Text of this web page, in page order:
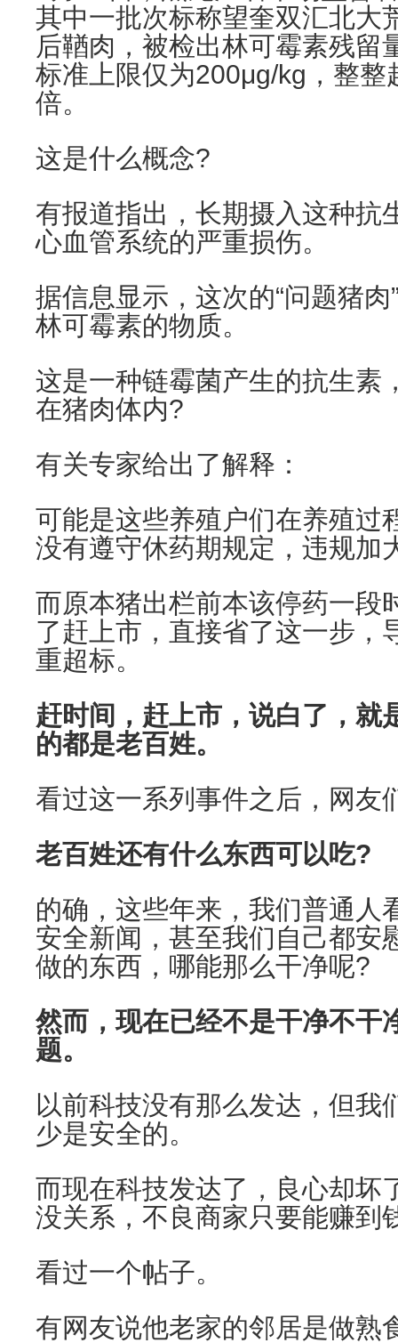
其中一批次标称望奎双汇北大
后鞧肉，被检出林可霉素残留
标准上限仅为200μg/kg，整
倍。
这是什么概念?
有报道指出，长期摄入这种抗
心血管系统的严重损伤。
据信息显示，这次的“问题猪
林可霉素的物质。
这是一种链霉菌产生的抗生素
在猪肉体内?
有关专家给出了解释：
可能是这些养殖户们在养殖过
没有遵守休药期规定，违规加
而原本猪出栏前本该停药一段
了赶上市，直接省了这一步，
重超标。
赶时间，赶上市，说白了，就
的都是老百姓。
看过这一系列事件之后，网友
老百姓还有什么东西可以吃?
的确，这些年来，我们普通人
安全新闻，甚至我们自己都安
做的东西，哪能那么干净呢?
然而，现在已经不是干净不干
题。
以前科技没有那么发达，但我
少是安全的。
而现在科技发达了，良心却坏
没关系，不良商家只要能赚到
看过一个帖子。
有网友说他老家的邻居是做熟